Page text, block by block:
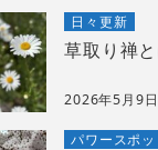
日々更新
草取り禅
2026年5月9日
パワースポッ